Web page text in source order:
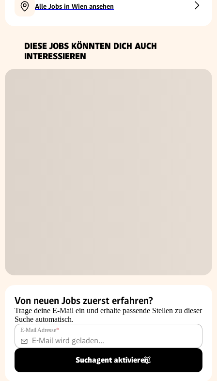
Alle Jobs in Wien ansehen
DIESE JOBS KÖNNTEN DICH AUCH
INTERESSIEREN
Von neuen Jobs zuerst erfahren?
Trage deine E-Mail ein und erhalte passende Stellen zu dieser
Suche automatisch.
E-Mail Adresse*
Suchagent aktivieren